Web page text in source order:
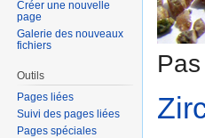
Créer une nouvelle
page
Galerie des nouveaux
fichiers
Outils
Pages liées
Suivi des pages liées
Pages spéciales